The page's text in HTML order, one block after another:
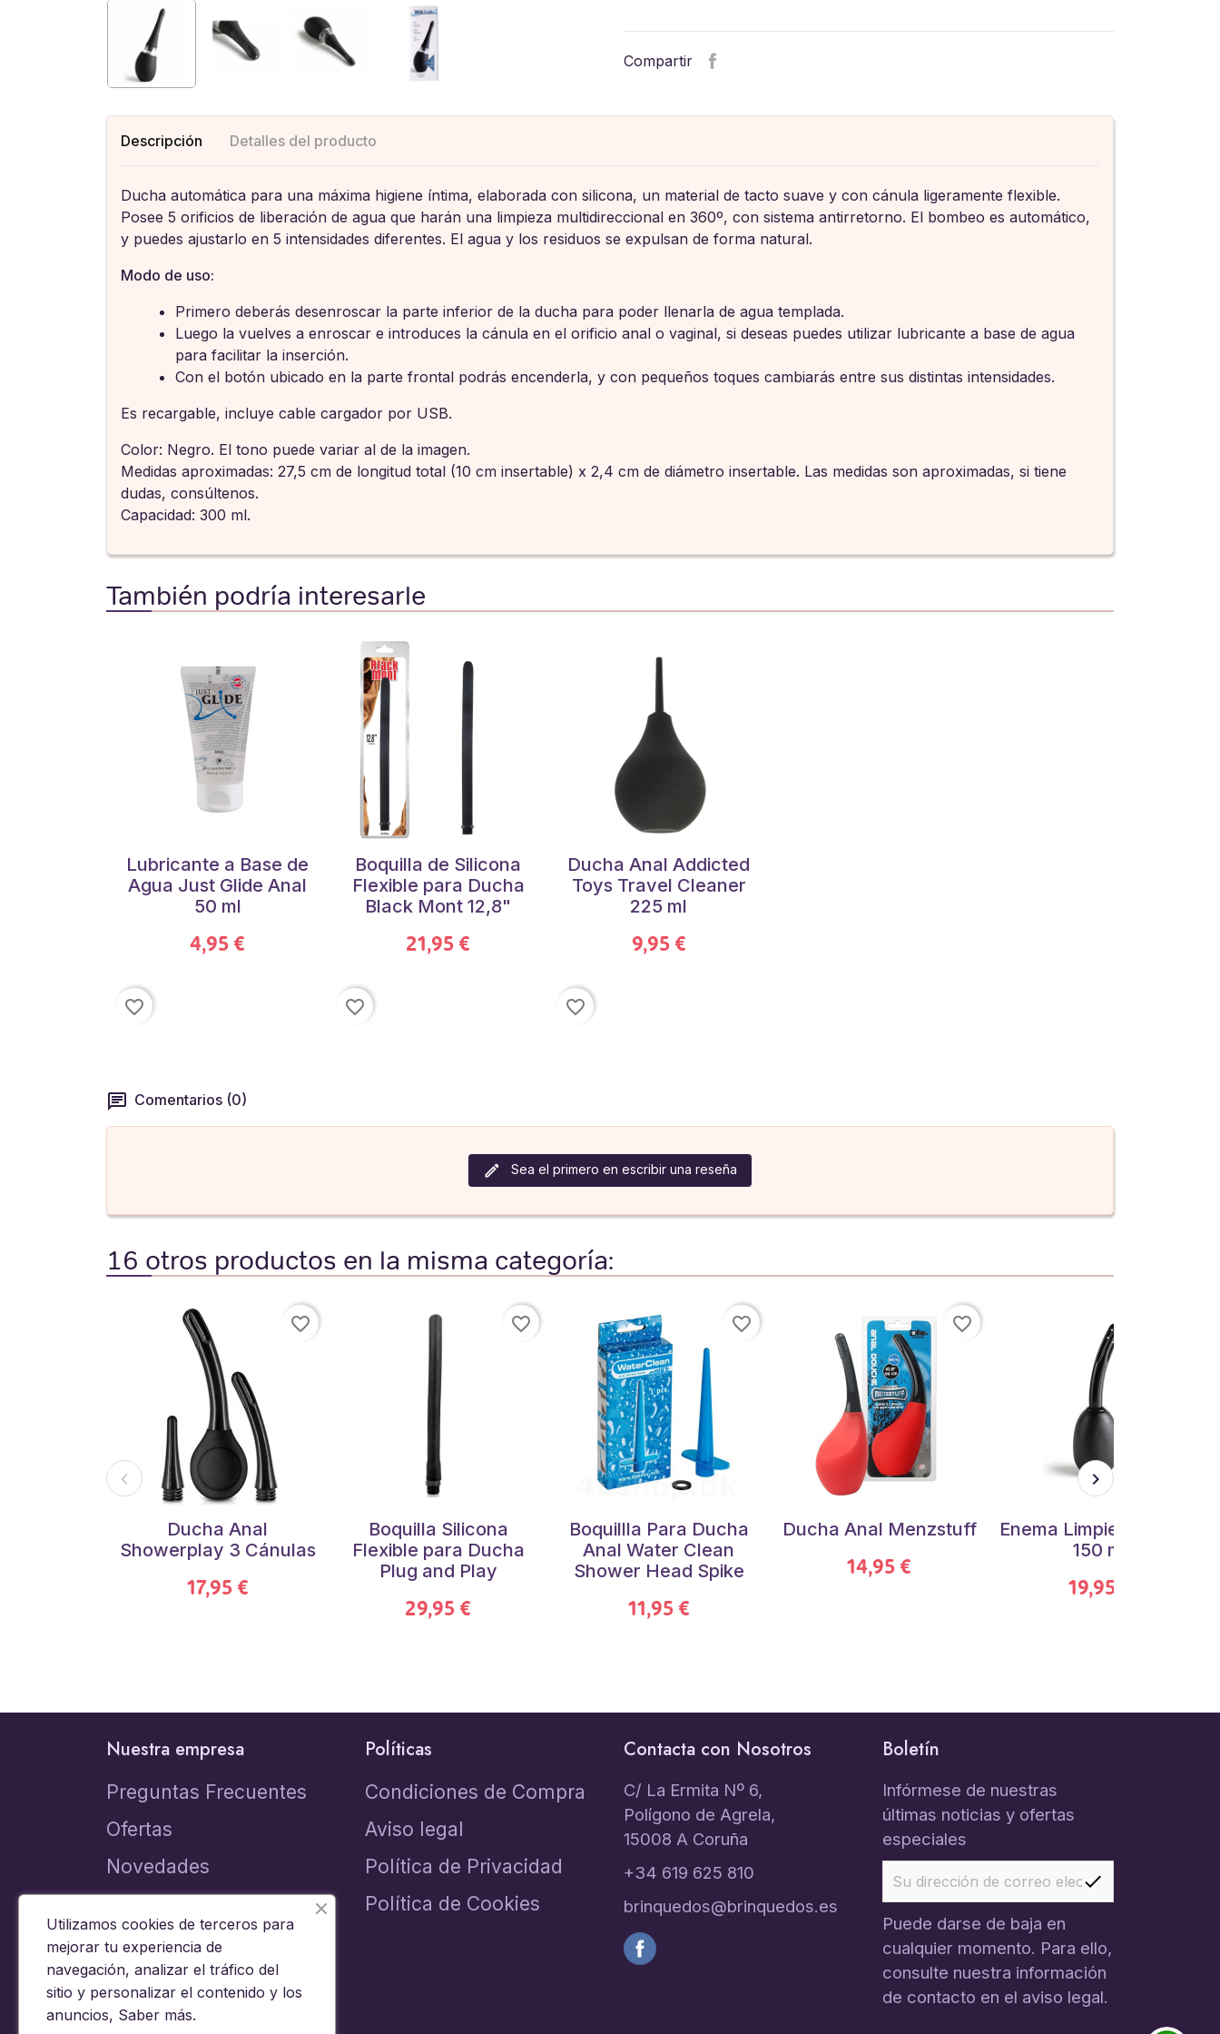
Compartir
Descripción Detalles del producto
Ducha automática para una máxima higiene íntima, elaborada con silicona, un material de tacto suave y con cánula ligeramente flexible.
Posee 5 orificios de liberación de agua que harán una limpieza multidireccional en 360º, con sistema antirretorno. El bombeo es automático,
y puedes ajustarlo en 5 intensidades diferentes. El agua y los residuos se expulsan de forma natural.
Modo de uso:
Primero deberás desenroscar la parte inferior de la ducha para poder llenarla de agua templada.
Luego la vuelves a enroscar e introduces la cánula en el orificio anal o vaginal, si deseas puedes utilizar lubricante a base de agua
para facilitar la inserción.
Con el botón ubicado en la parte frontal podrás encenderla, y con pequeños toques cambiarás entre sus distintas intensidades.
Es recargable, incluye cable cargador por USB.
Color: Negro. El tono puede variar al de la imagen.
Medidas aproximadas: 27,5 cm de longitud total (10 cm insertable) x 2,4 cm de diámetro insertable. Las medidas son aproximadas, si tiene
dudas, consúltenos.
Capacidad: 300 ml.
También podría interesarle
Lubricante a Base de
Agua Just Glide Anal
50 ml
4,95 €
favorite_border
Boquilla de Silicona
Flexible para Ducha
Black Mont 12,8"
21,95 €
favorite_border
Ducha Anal Addicted
Toys Travel Cleaner
225 ml
9,95 €
favorite_border
Comentarios (0)
Sea el primero en escribir una reseña
16 otros productos en la misma categoría:
Ducha Anal
Showerplay 3 Cánulas
17,95 €
favorite_border
Boquilla Silicona
Flexible para Ducha
Plug and Play
29,95 €
favorite_border
Boquillla Para Ducha
Anal Water Clean
Shower Head Spike
11,95 €
favorite_border
Ducha Anal Menzstuff
14,95 €
favorite_border
Enema Limpieza Wassh
150 ml
19,95 €
Nuestra empresa
Preguntas Frecuentes
Ofertas
Novedades
Contacta con nosotros
Políticas
Condiciones de Compra
Aviso legal
Política de Privacidad
Política de Cookies
Contacta con Nosotros
C/ La Ermita Nº 6,
Polígono de Agrela,
15008 A Coruña
+34 619 625 810
brinquedos@brinquedos.es
Boletín
Infórmese de nuestras
últimas noticias y ofertas
especiales
Puede darse de baja en
cualquier momento. Para ello,
consulte nuestra información
de contacto en el aviso legal.
Utilizamos cookies de terceros para
mejorar tu experiencia de
navegación, analizar el tráfico del
sitio y personalizar el contenido y los
anuncios, Saber más.